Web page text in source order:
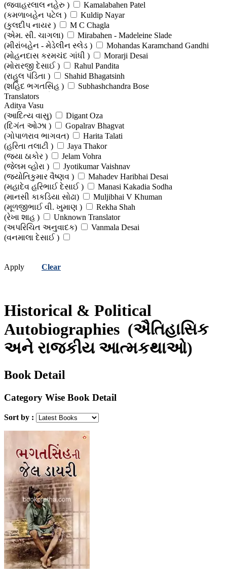
(જવાહરલાલ નહેરુ )
Kamalabahen Patel
(કમળાબહેન પટેલ )
Kuldip Nayar
(કુલદીપ નાયર )
M C Chagla
(એમ. સી. ચાગલા)
Mirabahen - Madeleine Slade
(મીરાંબહેન - મેડેલીન સ્લેડ )
Mohandas Karamchand Gandhi
(મોહનદાસ કરમચંદ ગાંધી )
Morarji Desai
(મોરારજી દેસાઈ )
Rahul Pandita
(રાહુલ પંડિતા )
Shahid Bhagatsinh
(શહિદ ભગતસિંહ )
Subhashchandra Bose
(સુભાષચંદ્ર બોઝ )
(વિનાયક સાવરકર)
Translators
Aditya Vasu
(આદિત્ય વાસુ)
Digant Oza
(દિગંત ઓઝા )
Gopalrav Bhagvat
(ગોપાળરાવ ભાગવત)
Harita Talati
(હરિતા તલાટી )
Jaya Thakor
(જયા ઠાકોર )
Jelam Vohra
(જેલમ વ્હોરા )
Jyotikumar Vaishnav
(જ્યોતિકુમાર વૈષ્ણવ )
Mahadev Haribhai Desai
(મહાદેવ હરિભાઈ દેસાઈ )
Manasi Kakadia Sodha
(માનસી કાકડિયા સોઢા)
Muljibhai V Khuman
(મૂળજીભાઈ વી. ખુમાણ )
Rekha Shah
(રેખા શાહ )
Unknown Translator
(અપરિચિત અનુવાદક)
Vanmala Desai
(વનમાલા દેસાઈ )
Apply Clear
Historical & Political
Autobiographies (ઐતિહાસિક
અને રાજકીય આત્મકથાઓ)
Book Detail
Category Wise Book Detail
Sort by :